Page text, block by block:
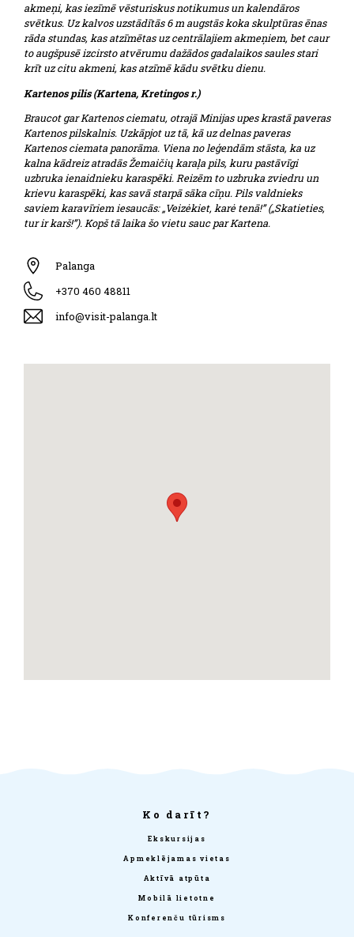
akmeņi, kas iezīmē vēsturiskus notikumus un kalendāros
svētkus. Uz kalvos uzstādītās 6 m augstās koka skulptūras ēnas
rāda stundas, kas atzīmētas uz centrālajiem akmeņiem, bet caur
to augšpusē izcirsto atvērumu dažādos gadalaikos saules stari
krīt uz citu akmeni, kas atzīmē kādu svētku dienu.
Kartenos pilis (Kartena, Kretingos r.)
Braucot gar Kartenos ciematu, otrajā Minijas upes krastā paveras
Kartenos pilskalnis. Uzkāpjot uz tā, kā uz delnas paveras
Kartenos ciemata panorāma. Viena no leģendām stāsta, ka uz
kalna kādreiz atradās Žemaičių karaļa pils, kuru pastāvīgi
uzbruka ienaidnieku karaspēki. Reizēm to uzbruka zviedru un
krievu karaspēki, kas savā starpā sāka cīņu. Pils valdnieks
saviem karavīriem iesaucās: „Veizėkiet, karė tenā!” („Skatieties,
tur ir karš!”). Kopš tā laika šo vietu sauc par Kartena.
Palanga
+370 460 48811
info@visit-palanga.lt
Ko darīt?
Ekskursijas
Apmeklējamas vietas
Aktīvā atpūta
Mobilā lietotne
Konferenču tūrisms